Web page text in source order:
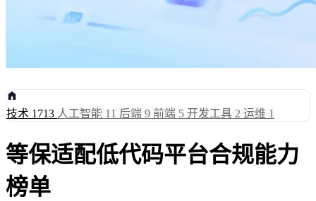
技术 1713 人工智能 11 后端 9 前端 5 开发工具 2 运维 1
等保适配低代码平台合规能力
榜单